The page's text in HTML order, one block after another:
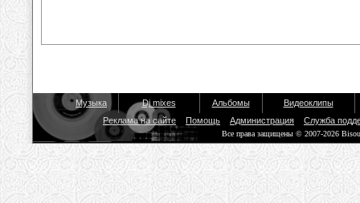
Музыка Dj mixes Альбомы
Видеоклипы
Реклама на сайте
Помощь Администрация Служба
Все права защищены © 2007-2026